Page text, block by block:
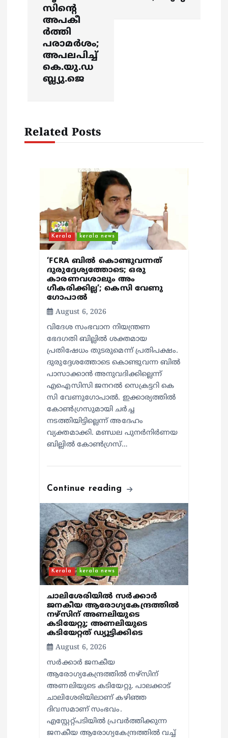
o
സിന്റെ
അപകീ
ര്‍ത്തി
പരാമര്‍ശം;
അപലപിച്ച്
കെ.യു.ഡ
ബ്ല്യു.ജെ
Related Posts
Kerala kerala news
‘FCRA ബിൽ കൊണ്ടുവന്നത്
ദുരുദ്ദേശ്യത്തോടെ; ഒരു
കാരണവശാലും അം​
ഗീകരിക്കില്ല’; കെസി വേണു​
ഗോപാൽ
August 6, 2026
വിദേശ സംഭവാന നിയന്ത്രണ
ഭേദഗതി ബില്ലിൽ ശക്തമായ
പ്രതിഷേധം തുടരുമെന്ന് പ്രതിപക്ഷം.
ദുരുദ്ദേശത്തോടെ കൊണ്ടുവന്ന ബിൽ
പാസാക്കാൻ അനുവദിക്കില്ലെന്ന്
എഐസിസി ജനറൽ സെക്രട്ടറി കെ
സി വേണുഗോപാൽ. ഇക്കാര്യത്തിൽ
കോൺഗ്രസുമായി ചർച്ച
നടത്തിയിട്ടില്ലെന്ന് അദേഹം
വ്യക്തമാക്കി. മണ്ഡല പുനർനിർണയ
ബില്ലിൽ കോൺഗ്രസ്…
Continue reading
Kerala kerala news
ചാലിശേരിയില്‍ സര്‍ക്കാര്‍
ജനകീയ ആരോഗ്യകേന്ദ്രത്തില്‍
നഴ്സിന് അണലിയുടെ
കടിയേറ്റു; അണലിയുടെ
കടിയേറ്റത് ഡ്യൂട്ടിക്കിടെ
August 6, 2026
സര്‍ക്കാര്‍ ജനകീയ
ആരോഗ്യകേന്ദ്രത്തില്‍ നഴ്സിന്
അണലിയുടെ കടിയേറ്റു. പാലക്കാട്
ചാലിശേരിയിലാണ് കഴിഞ്ഞ
ദിവസമാണ് സംഭവം.
എസ്റ്റേറ്റ്പടിയില്‍ പ്രവര്‍ത്തിക്കുന്ന
ജനകീയ ആരോഗ്യകേന്ദ്രത്തില്‍ വച്ച്